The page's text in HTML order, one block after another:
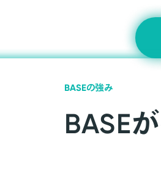
BASEの強み
BASE